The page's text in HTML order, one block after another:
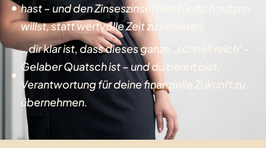
hast – und den Zinseszinseffekt für dich nutzen
willst, statt wertvolle Zeit zu verlieren.
…dir klar ist, dass dieses ganze „schnell reich“-
Gelaber Quatsch ist – und du bereit bist,
Verantwortung für deine finanzielle Zukunft zu
übernehmen.